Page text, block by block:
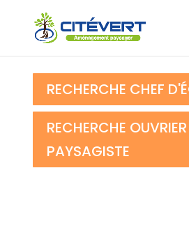
RECHERCHE CHEF
RECHERCHE OUVRIER
PAYSAGISTE